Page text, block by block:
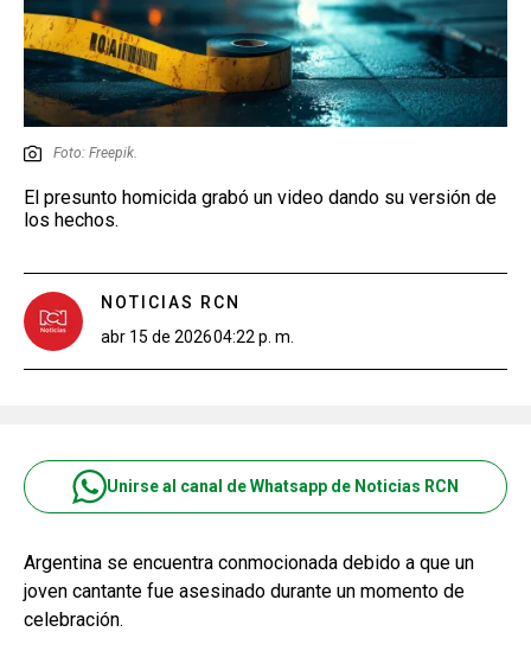
Foto: Freepik.
El presunto homicida grabó un video dando su versión de
los hechos.
NOTICIAS RCN
abr 15 de 202604:22 p. m.
Unirse al canal de Whatsapp de Noticias RCN
Argentina se encuentra conmocionada debido a que un
joven cantante fue asesinado durante un momento de
celebración.